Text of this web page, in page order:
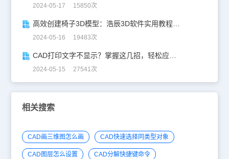
2024-05-17 15850次
高效创建椅子3D模型：浩辰3D软件实用教程分享！
2024-05-16 19483次
CAD打印文字不显示？掌握这几招，轻松应对！
2024-05-15 27541次
相关搜索
CAD画三维图怎么画 CAD快速选择同类型对象
CAD图层怎么设置 CAD分解快捷键命令